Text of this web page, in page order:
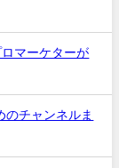
マーケターが
のチャンネルま